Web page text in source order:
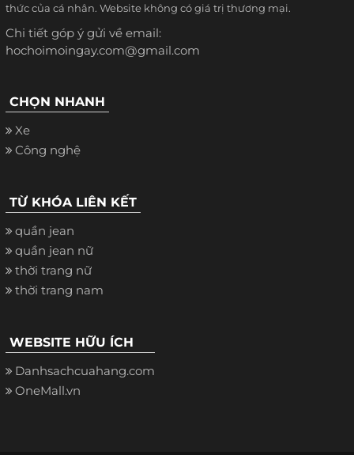
thức của cá nhân. Website không có giá trị thương mại.
Chi tiết góp ý gửi về email:
hochoimoingay.com@gmail.com
CHỌN NHANH
Xe
Công nghệ
TỪ KHÓA LIÊN KẾT
quần jean
quần jean nữ
thời trang nữ
thời trang nam
WEBSITE HỮU ÍCH
Danhsachcuahang.com
OneMall.vn